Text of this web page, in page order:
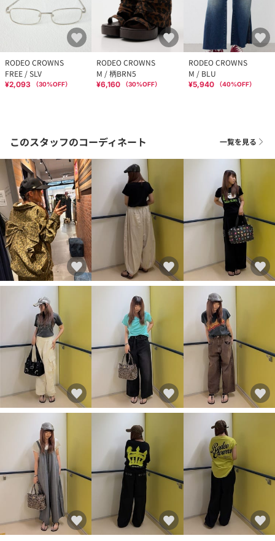
RODEO CROWNS
FREE / SLV
¥2,093 （30%OFF）
RODEO CROWNS
M / 柄BRN5
¥6,160 （30%OFF）
RODEO CROWNS
M / BLU
¥5,940 （40%OFF）
このスタッフのコーディネート 一覧を見る